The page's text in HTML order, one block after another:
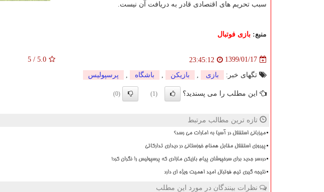
سبب تحریم های اقتصادی قادر به دریافت آن نیست.
منبع: بازی فوتبال
1399/01/17
23:45:12
5.0
/
5
تگهای خبر: بازی بازیكن باشگاه پرسپولیس
این مطلب را می پسندید؟ (1)
(0)
تازه ترین مطالب مرتبط
میزبانی استقلال در آسیا به امارات می رسد؟
پیروزی استقلال مقابل همنام خوزستانی در دیداری تدارکاتی
دردسر جدید برای سرخپوشان پیام بازیکن مازادی که پرسپولیس را نگران کرد!
نتیجه گیری تیم فوتبال امید اهمیت ویژه ای دارد
نظرات بینندگان در مورد این مطلب